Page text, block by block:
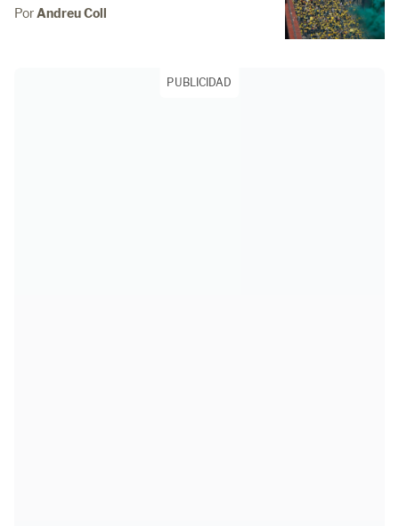
Por Andreu Coll
PUBLICIDAD